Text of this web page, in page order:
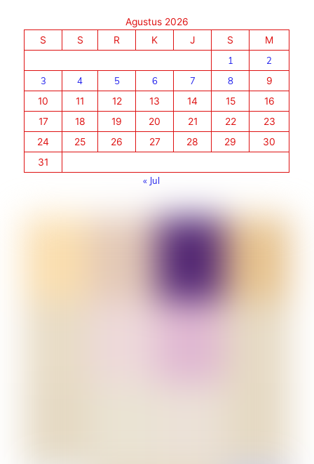
Agustus 2026
S
S R K J S
M
1
2
3
4 5 6 7 8
9
10
11 12 13 14 15
16
17
18 19 20 21 22
23
24
25 26 27 28 29
30
31
« Jul